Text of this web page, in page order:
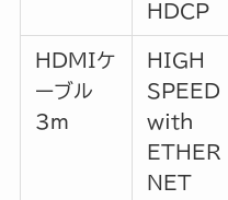
HDCP
HDMIケ
ーブル
3m
HIGH
SPEED
with
ETHER
NET